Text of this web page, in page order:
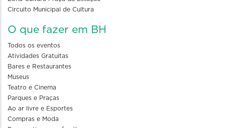
Circuito Municipal de Cultura
O que fazer em BH
Todos os eventos
Atividades Gratuitas
Bares e Restaurantes
Museus
Teatro e Cinema
Parques e Praças
Ao ar livre e Esportes
Compras e Moda